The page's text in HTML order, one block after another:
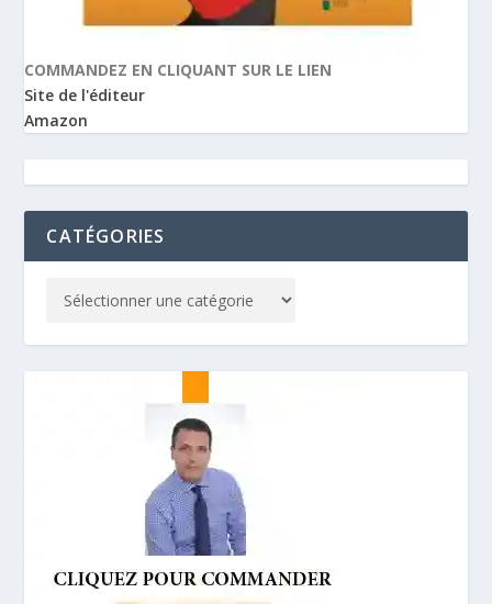
COMMANDEZ EN CLIQUANT SUR LE LIEN
Site de l'éditeur
Amazon
CATÉGORIES